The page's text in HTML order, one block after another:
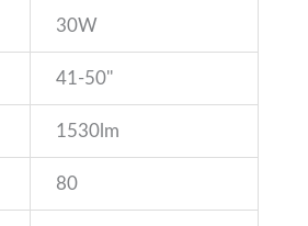
30W
41-50''
1530lm
80